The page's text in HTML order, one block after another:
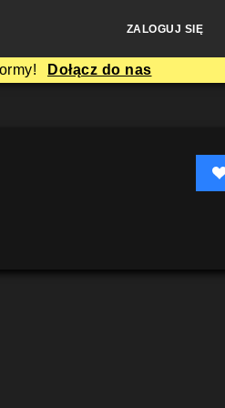
ZALOGUJ SIĘ
Dołącz do nas